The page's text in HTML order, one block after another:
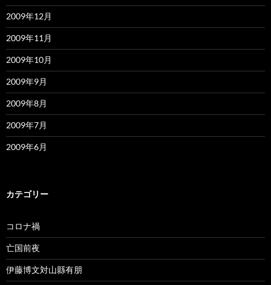
2009年12月
2009年11月
2009年10月
2009年9月
2009年8月
2009年7月
2009年6月
カテゴリー
コロナ禍
亡国前夜
伊藤博文対山縣有朋